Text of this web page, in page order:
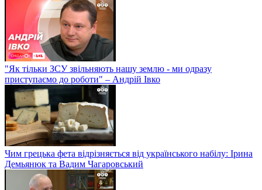
"Як тільки ЗСУ звільняють нашу землю - ми одразу
приступаємо до роботи" – Андрій Івко
Чим грецька фета відрізняється від українського набілу: Ірина
Демьянюк та Вадим Чагаровський